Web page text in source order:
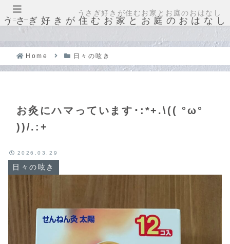
うさぎ好きが住むお家とお庭のおはなし
Home 日々の呟き
お灸にハマっています･:*+.\(( °ω°
))/.:+
日々の呟き
2026.03.29
メニュー
うさぎ好きが住むお家とお庭のおはなし